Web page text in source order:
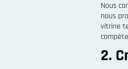
Nous
nous
vitrine
2.